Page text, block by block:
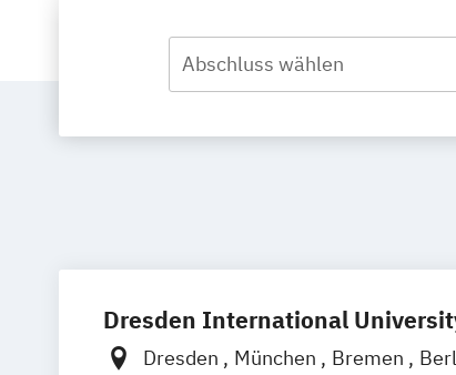
Abschluss wählen
Dresden International
Dresden München Bremen